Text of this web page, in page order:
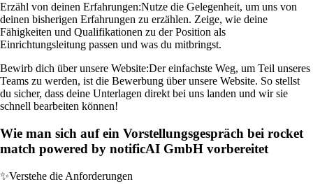
Erzähl von deinen Erfahrungen:Nutze die Gelegenheit, um uns von
deinen bisherigen Erfahrungen zu erzählen. Zeige, wie deine
Fähigkeiten und Qualifikationen zu der Position als
Einrichtungsleitung passen und was du mitbringst.
Bewirb dich über unsere Website:Der einfachste Weg, um Teil unseres
Teams zu werden, ist die Bewerbung über unsere Website. So stellst
du sicher, dass deine Unterlagen direkt bei uns landen und wir sie
schnell bearbeiten können!
Wie man sich auf ein Vorstellungsgespräch bei rocket
match powered by notificAI GmbH vorbereitet
✨Verstehe die Anforderungen